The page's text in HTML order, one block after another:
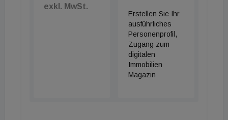
exkl. MwSt.
Erstellen Sie Ihr
ausführliches
Personenprofil,
Zugang zum
digitalen
Immobilien
Magazin